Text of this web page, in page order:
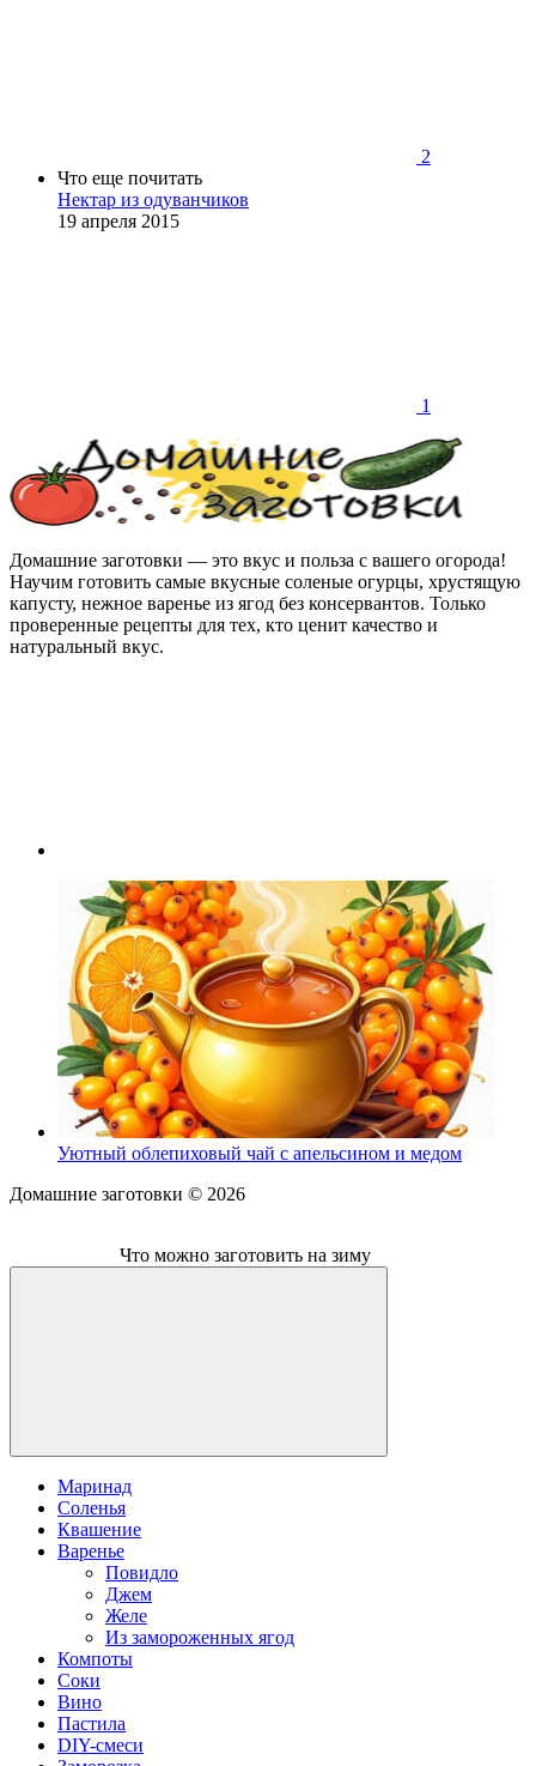
2
Что еще почитать
Нектар из одуванчиков
19 апреля 2015
1
Домашние заготовки — это вкус и польза с вашего огорода!
Научим готовить самые вкусные соленые огурцы, хрустящую
капусту, нежное варенье из ягод без консервантов. Только
проверенные рецепты для тех, кто ценит качество и
натуральный вкус.
Уютный облепиховый чай с апельсином и медом
Домашние заготовки © 2026
Что можно заготовить на зиму
Маринад
Соленья
Квашение
Варенье
Повидло
Джем
Желе
Из замороженных ягод
Компоты
Соки
Вино
Пастила
DIY-смеси